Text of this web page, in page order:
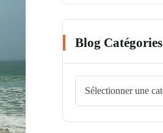
Blog Catégories